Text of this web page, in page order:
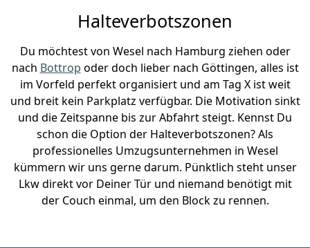
Halteverbotszonen
Du möchtest von Wesel nach Hamburg ziehen oder
nach Bottrop oder doch lieber nach Göttingen, alles ist
im Vorfeld perfekt organisiert und am Tag X ist weit
und breit kein Parkplatz verfügbar. Die Motivation sinkt
und die Zeitspanne bis zur Abfahrt steigt. Kennst Du
schon die Option der Halteverbotszonen? Als
professionelles Umzugsunternehmen in Wesel
kümmern wir uns gerne darum. Pünktlich steht unser
Lkw direkt vor Deiner Tür und niemand benötigt mit
der Couch einmal, um den Block zu rennen.